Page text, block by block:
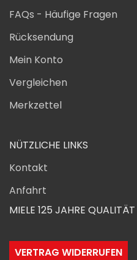
FAQs - Häufige Fragen
Rücksendung
Mein Konto
Vergleichen
Merkzettel
NÜTZLICHE LINKS
Kontakt
Anfahrt
MIELE 125 JAHRE QUALITÄT
VERTRAG WIDERRUFEN